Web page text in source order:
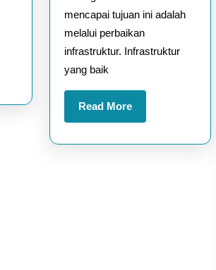
mencapai tujuan ini adalah
melalui perbaikan
infrastruktur. Infrastruktur
yang baik
Read MoreRead
More